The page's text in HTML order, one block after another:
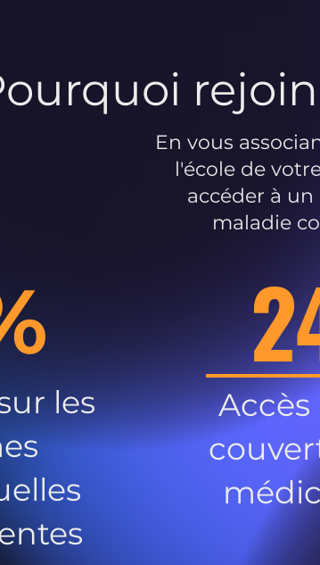
En vous
l'école de
accéder à
maladie
les
Accès